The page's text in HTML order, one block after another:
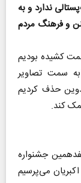
ندارد و به
و فرهنگ مردم
کشیده بودیم
سمت تصاویر
حذف کردیم
کند.
جشنواره
می‌پرسیم